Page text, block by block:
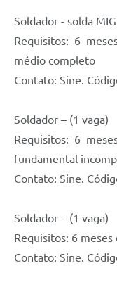
Soldador - solda
Requisitos: 6
médio completo
Contato: Sine.
Soldador – (1 vaga)
Requisitos: 6
fundamental
Contato: Sine.
Soldador – (1 vaga)
Requisitos: 6
Contato: Sine.